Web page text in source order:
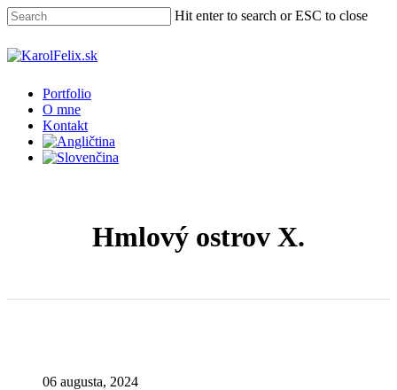
Skip
to
main
content
Hit enter to search or ESC to close
Close
Menu
Portfolio
O mne
Kontakt
Hmlový ostrov X.
06 augusta, 2024